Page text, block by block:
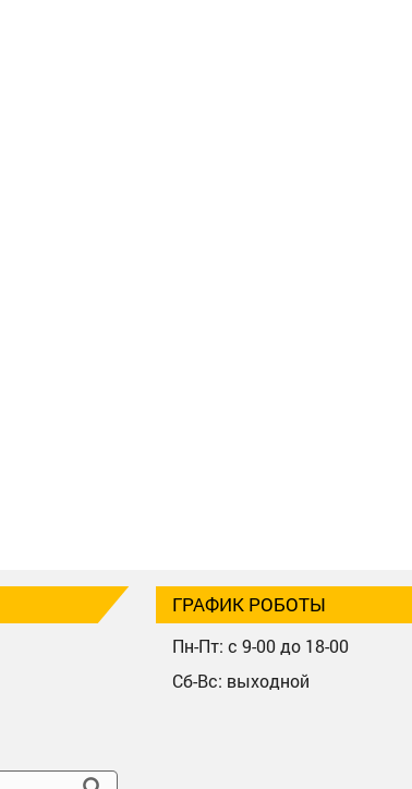
ГРАФИК РОБОТЫ
Пн-Пт: с 9-00 до 18-00
Сб-Вс: выходной